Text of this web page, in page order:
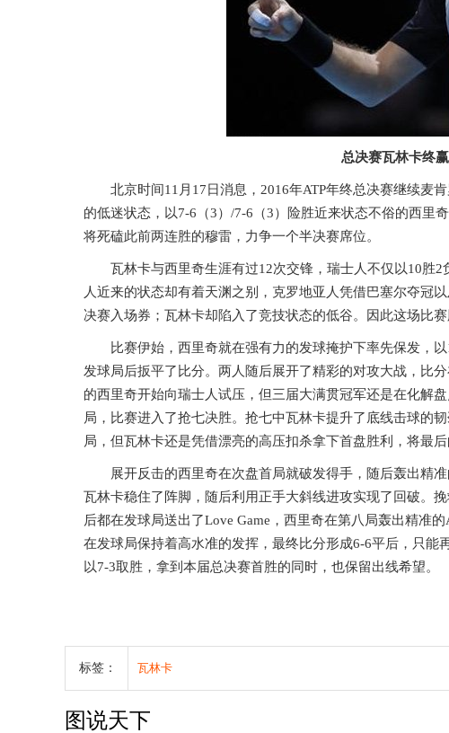
总决赛瓦林卡终
北京时间11月17日消息，2016年ATP年终总决赛继续麦
的低迷状态，以7-6（3）/7-6（3）险胜近来状态不俗的西里
将死磕此前两连胜的穆雷，力争一个半决赛席位。
瓦林卡与西里奇生涯有过12次交锋，瑞士人不仅以10胜
人近来的状态却有着天渊之别，克罗地亚人凭借巴塞尔夺冠
决赛入场券；瓦林卡却陷入了竞技状态的低谷。因此这场比赛
比赛伊始，西里奇就在强有力的发球掩护下率先保发，
发球局后扳平了比分。两人随后展开了精彩的对攻大战，比
的西里奇开始向瑞士人试压，但三届大满贯冠军还是在化解
局，比赛进入了抢七决胜。抢七中瓦林卡提升了底线击球的
局，但瓦林卡还是凭借漂亮的高压扣杀拿下首盘胜利，将最后
展开反击的西里奇在次盘首局就破发得手，随后轰出精
瓦林卡稳住了阵脚，随后利用正手大斜线进攻实现了回破。
后都在发球局送出了Love Game，西里奇在第八局轰出精准
在发球局保持着高水准的发挥，最终比分形成6-6平后，只
以7-3取胜，拿到本届总决赛首胜的同时，也保留出线希望。
标签： 瓦林卡
图说天下